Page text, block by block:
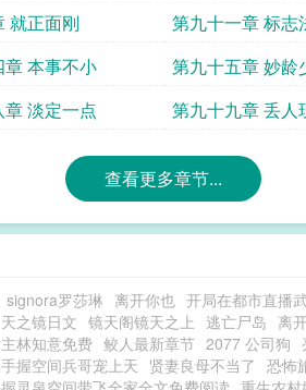
就正面刚 第九十一章 标志
本事不小 第九十五章 妙龄
淡定一点 第九十九章 丢人
查看更多章节...
signora罗莎琳 离开你也 开局在都市直播
天之镜日文 镜天阁镜天之上 逃亡尸岛 离
林知意免费 鲛人最新章节 2077 公司狗
握空间兵哥宠上天 贤妻良母不当了 恐怖